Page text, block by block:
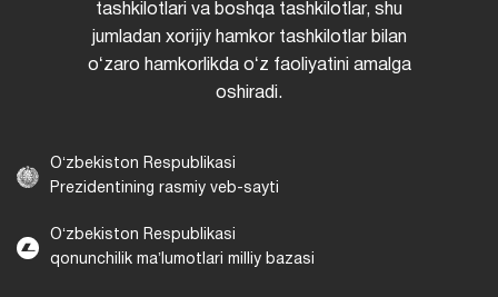
tashkilotlari va boshqa tashkilotlar, shu
jumladan xorijiy hamkor tashkilotlar bilan
oʻzaro hamkorlikda oʻz faoliyatini amalga
oshiradi.
Oʻzbekiston Respublikasi
Prezidentining rasmiy veb-sayti
Oʻzbekiston Respublikasi
qonunchilik maʼlumotlari milliy bazasi